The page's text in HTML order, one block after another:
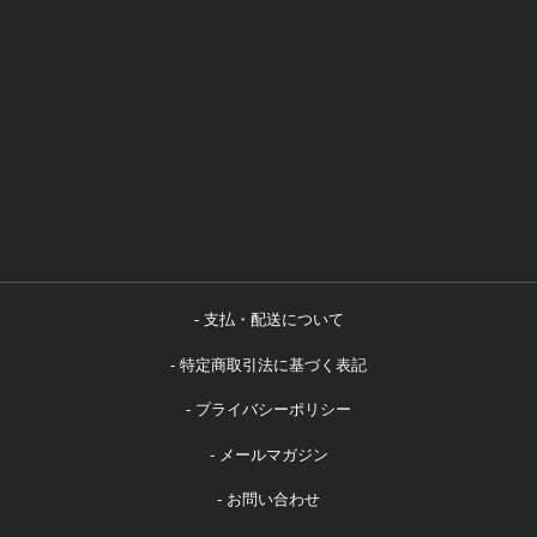
支払・配送について
特定商取引法に基づく表記
プライバシーポリシー
メールマガジン
お問い合わせ